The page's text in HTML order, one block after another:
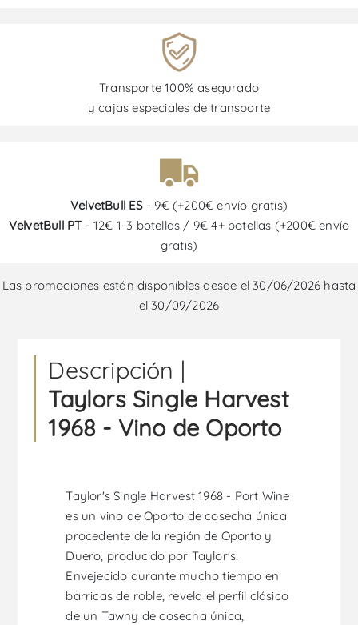
Transporte 100% asegurado
y cajas especiales de transporte
VelvetBull ES- 9€ (+200€ envío gratis)
VelvetBull PT - 12€ 1-3 botellas / 9€ 4+ botellas (+200€ envío
gratis)
Las promociones están disponibles desde el 30/06/2026 hasta
el 30/09/2026
Descripción |
Taylors Single Harvest
1968 - Vino de Oporto
Taylor's Single Harvest 1968 - Port Wine
es un vino de Oporto de cosecha única
procedente de la región de Oporto y
Duero, producido por Taylor's.
Envejecido durante mucho tiempo en
barricas de roble, revela el perfil clásico
de un Tawny de cosecha única,